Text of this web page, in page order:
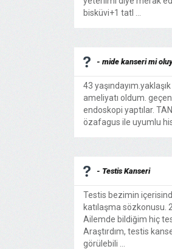
bisküvi+1 tatl ...
- mide kanseri mi
43
ameliyatı oldum.
endoskopi yaptılar.
özafagus ile uyumlu
- Testis Kanseri
Testis bezimin
katılaşma sözkonusu.
Ailemde bildiğim hiç
Araştırdım, testis
görülebili ...